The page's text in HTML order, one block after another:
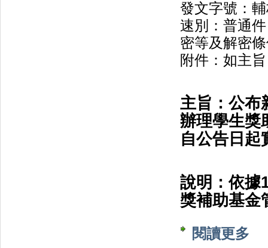
發文字號：
速別：普通件
密等及解密
附件：如主旨
主旨：公布
辦理學生獎
自公告日起
說明：依據
獎補助基金
閱讀更多